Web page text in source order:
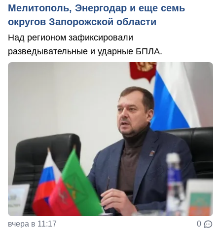
Мелитополь, Энергодар и еще семь
округов Запорожской области
Над регионом зафиксировали
разведывательные и ударные БПЛА.
вчера в 11:17 0